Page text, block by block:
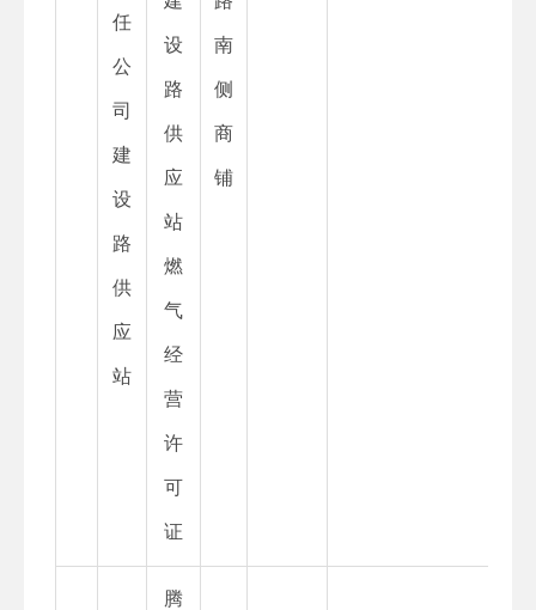
任
公
司
建
设
路
供
应
站
设
路
供
应
站
燃
气
经
营
许
可
证
南
侧
商
铺
腾